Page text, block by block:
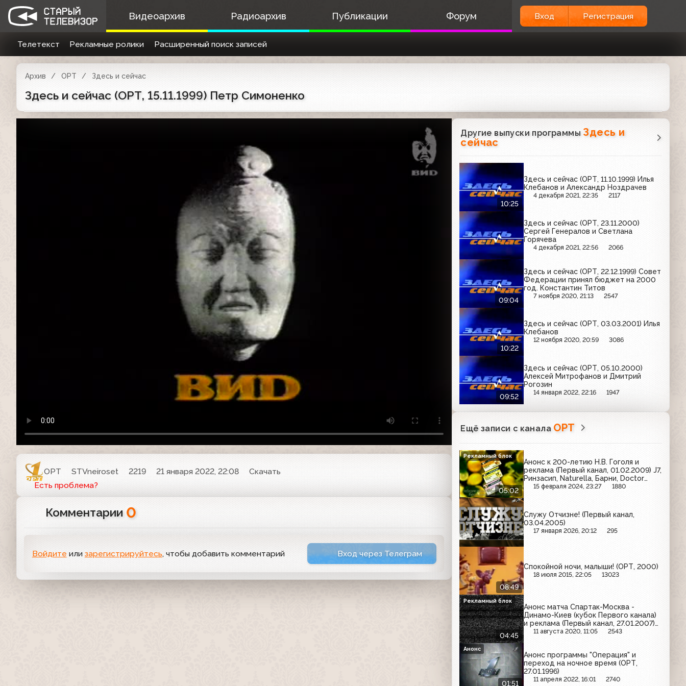
Видеоархив Радиоархив Публикации Форум Вход Регистрация
Телетекст Рекламные ролики Расширенный поиск записей
Архив ОРТ Здесь и сейчас
Здесь и сейчас (ОРТ, 15.11.1999) Петр Симоненко
ОРТ STVneiroset 2219 21 января 2022, 22:08
Скачать
Есть проблема?
Комментарии 0
Войдите или зарегистрируйтесь, чтобы добавить комментарий Вход через Телеграм
Другие выпуски программы Здесь и
сейчас
10:25
Здесь и сейчас (ОРТ, 11.10.1999) Илья
Клебанов и Александр Ноздрачев
4 декабря 2021, 22:35 2117
Здесь и сейчас (ОРТ, 23.11.2000)
Сергей Генералов и Светлана
Горячева
4 декабря 2021, 22:56 2066
09:04
Здесь и сейчас (ОРТ, 22.12.1999) Совет
Федерации принял бюджет на 2000
год. Константин Титов
7 ноября 2020, 21:13 2547
10:22
Здесь и сейчас (ОРТ, 03.03.2001) Илья
Клебанов
12 ноября 2020, 20:59 3086
09:52
Здесь и сейчас (ОРТ, 05.10.2000)
Алексей Митрофанов и Дмитрий
Рогозин
14 января 2022, 22:16 1947
Ещё записи с канала ОРТ
05:02
Анонс к 200-летию Н.В. Гоголя и
реклама (Первый канал, 01.02.2009) J7,
Ринзасип, Naturella, Барни, Doctor
Diesel, Avon, Человек-Паук: Герои и
15 февраля 2024, 23:27 1880
Рекламный блок
Служу Отчизне! (Первый канал,
03.04.2005)
17 января 2026, 20:12 295
08:49
Спокойной ночи, малыши! (ОРТ, 2000)
18 июля 2015, 22:05 13023
04:45
Анонс матча Спартак-Москва -
Динамо-Киев (кубок Первого канала)
и реклама (Первый канал, 27.01.2007)
Bounty, Ehrmann Экстра, Milka, Мезим,
11 августа 2020, 11:05 2543
Рекламный блок
01:51
Анонс программы "Операция" и
переход на ночное время (ОРТ,
27.01.1996)
11 апреля 2022, 16:01 2740
Анонс